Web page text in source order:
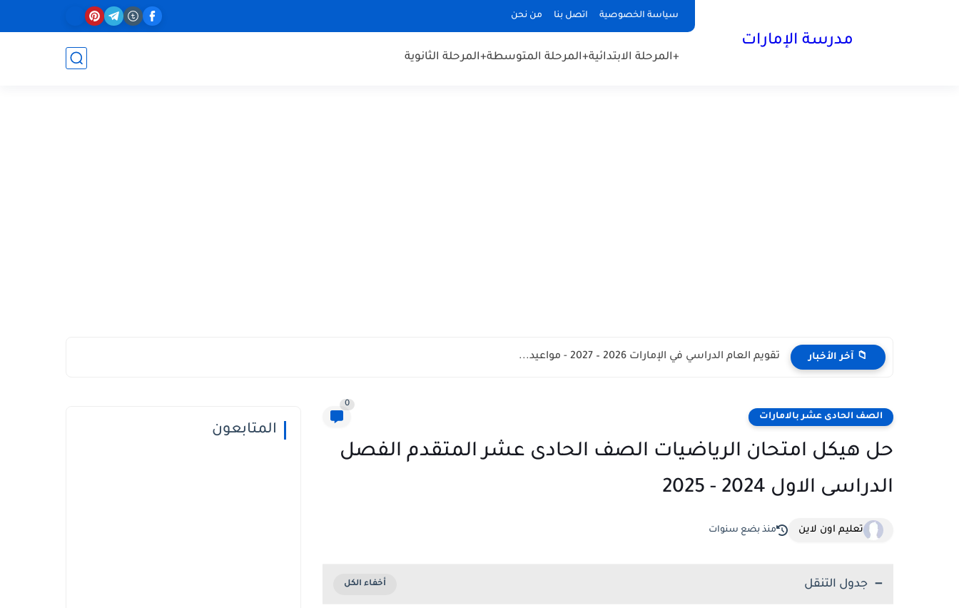
سياسة الخصوصية اتصل بنا من نحن
مدرسة الإمارات
+المرحلة الابتدائية+المرحلة المتوسطة+المرحلة الثانوية
📁 آخر الأخبار تقويم العام الدراسي في الإمارات 2026 – 2027 - مواعيد...
الصف الحادى عشر بالامارات
0
حل هيكل امتحان الرياضيات الصف الحادى عشر المتقدم الفصل
الدراسى الاول 2024 - 2025
تعليم اون لاين منذ بضع سنوات
جدول التنقل
المتابعون